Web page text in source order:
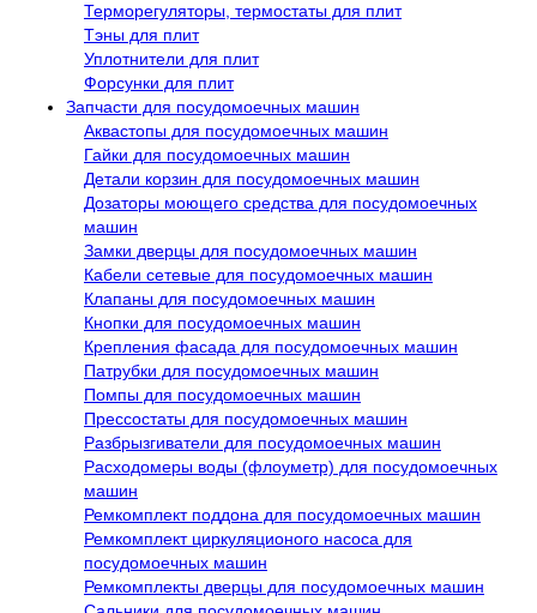
Терморегуляторы, термостаты для плит
Тэны для плит
Уплотнители для плит
Форсунки для плит
Запчасти для посудомоечных машин
Аквастопы для посудомоечных машин
Гайки для посудомоечных машин
Детали корзин для посудомоечных машин
Дозаторы моющего средства для посудомоечных
машин
Замки дверцы для посудомоечных машин
Кабели сетевые для посудомоечных машин
Клапаны для посудомоечных машин
Кнопки для посудомоечных машин
Крепления фасада для посудомоечных машин
Патрубки для посудомоечных машин
Помпы для посудомоечных машин
Прессостаты для посудомоечных машин
Разбрызгиватели для посудомоечных машин
Расходомеры воды (флоуметр) для посудомоечных
машин
Ремкомплект поддона для посудомоечных машин
Ремкомплект циркуляционого насоса для
посудомоечных машин
Ремкомплекты дверцы для посудомоечных машин